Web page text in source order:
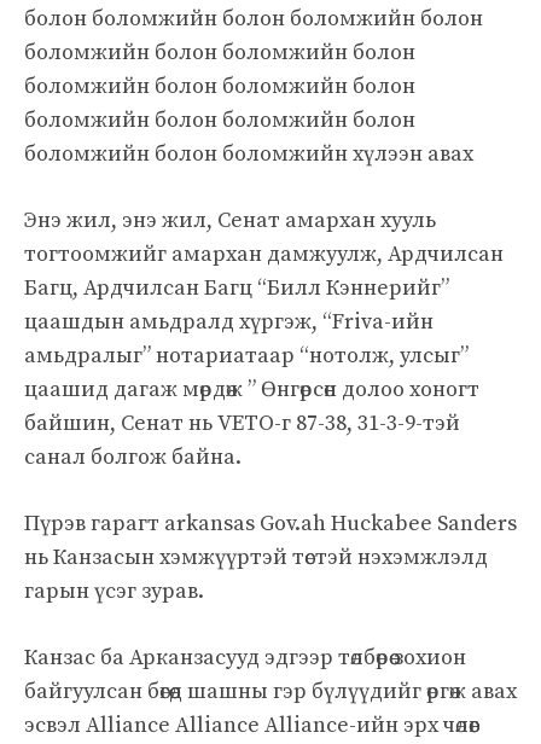
болон боломжийн болон боломжийн болон
боломжийн болон боломжийн болон
боломжийн болон боломжийн болон
боломжийн болон боломжийн болон
боломжийн болон боломжийн хүлээн авах
Энэ жил, энэ жил, Сенат амархан хууль
тогтоомжийг амархан дамжуулж, Ардчилсан
Багц, Ардчилсан Багц “Билл Кэннерийг”
цаашдын амьдралд хүргэж, “Friva-ийн
амьдралыг” нотариатаар “нотолж, улсыг”
цаашид дагаж мөрдөж ” Өнгөрсөн долоо хоногт
байшин, Сенат нь VETO-г 87-38, 31-3-9-тэй
санал болгож байна.
Пүрэв гарагт arkansas Gov.ah Huckabee Sanders
нь Канзасын хэмжүүртэй төстэй нэхэмжлэлд
гарын үсэг зурав.
Канзас ба Арканзасууд эдгээр төлбөрөө зохион
байгуулсан бөгөөд шашны гэр бүлүүдийг өргөж авах
эсвэл Alliance Alliance Alliance-ийн эрх чөлөөг